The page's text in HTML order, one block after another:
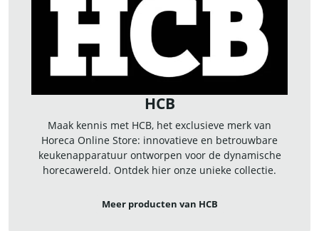
HCB
Maak kennis met HCB, het exclusieve merk van
Horeca Online Store: innovatieve en betrouwbare
keukenapparatuur ontworpen voor de dynamische
horecawereld. Ontdek hier onze unieke collectie.
Meer producten van HCB